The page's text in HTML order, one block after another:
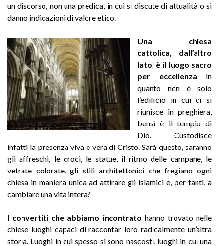
un discorso, non una predica, in cui si discute di attualità o si
danno indicazioni di valore etico.
Una chiesa
cattolica, dall’altro
lato, è il luogo sacro
per eccellenza in
quanto non è solo
l’edificio in cui ci si
riunisce in preghiera,
bensì è il tempio di
Dio. Custodisce
infatti la presenza viva e vera di Cristo. Sarà questo, saranno
gli affreschi, le croci, le statue, il ritmo delle campane, le
vetrate colorate, gli stili architettonici che fregiano ogni
chiesa in maniera unica ad attirare gli islamici e, per tanti, a
cambiare una vita intera?
I convertiti che abbiamo incontrato hanno trovato nelle
chiese luoghi capaci di raccontar loro radicalmente un’altra
storia. Luoghi in cui spesso si sono nascosti, luoghi in cui una